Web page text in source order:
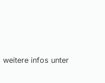
infos unter